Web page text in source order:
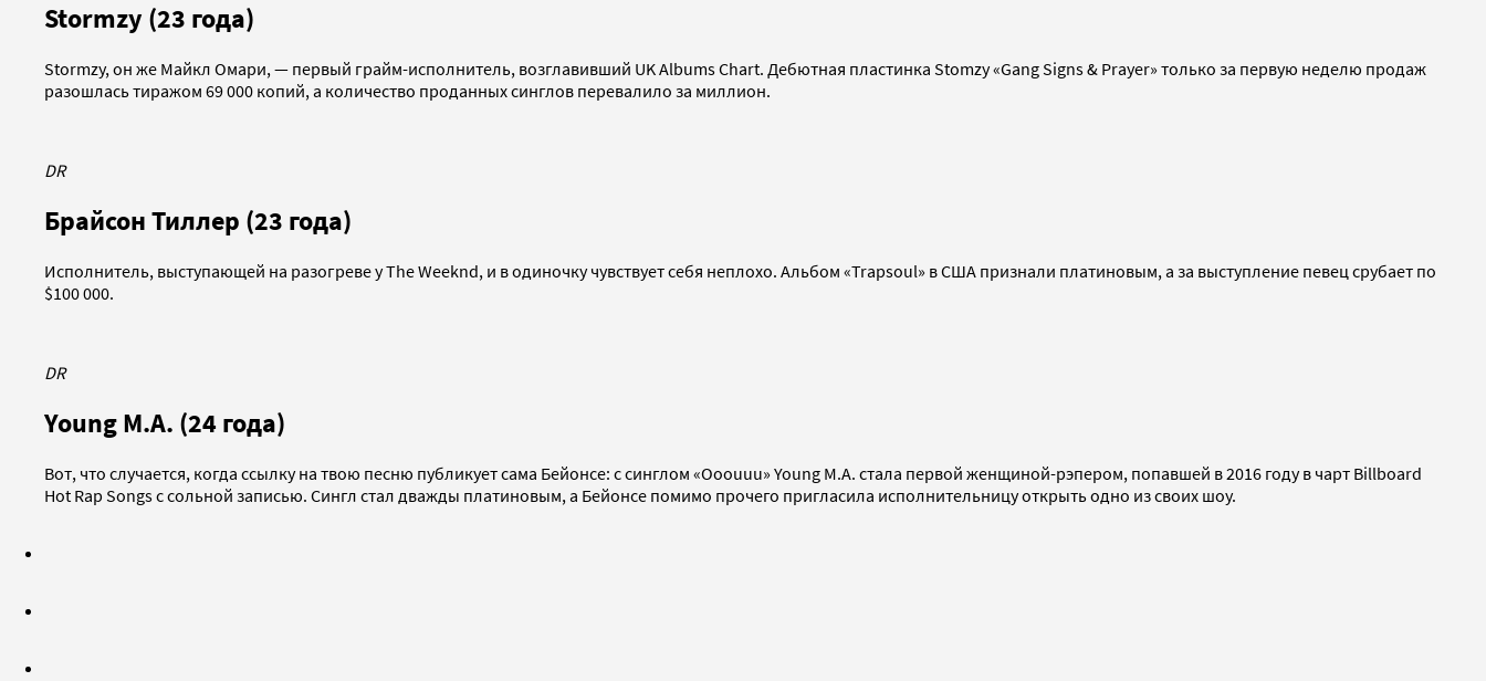
Stormzy (23 года)
Stormzy, он же Майкл Омари, — первый грайм-исполнитель, возглавивший UK Albums Chart. Дебютная пластинка Stomzy «Gang Signs & Prayer» только за первую неделю продаж
разошлась тиражом 69 000 копий, а количество проданных синглов перевалило за миллион.
DR
Брайсон Тиллер (23 года)
Исполнитель, выступающей на разогреве у The Weeknd, и в одиночку чувствует себя неплохо. Альбом «Trapsoul» в США признали платиновым, а за выступление певец срубает по
$100 000.
DR
Young M.A. (24 года)
Вот, что случается, когда ссылку на твою песню публикует сама Бейонсе: с синглом «Ooouuu» Young M.A. стала первой женщиной-рэпером, попавшей в 2016 году в чарт Billboard
Hot Rap Songs с сольной записью. Сингл стал дважды платиновым, а Бейонсе помимо прочего пригласила исполнительницу открыть одно из своих шоу.